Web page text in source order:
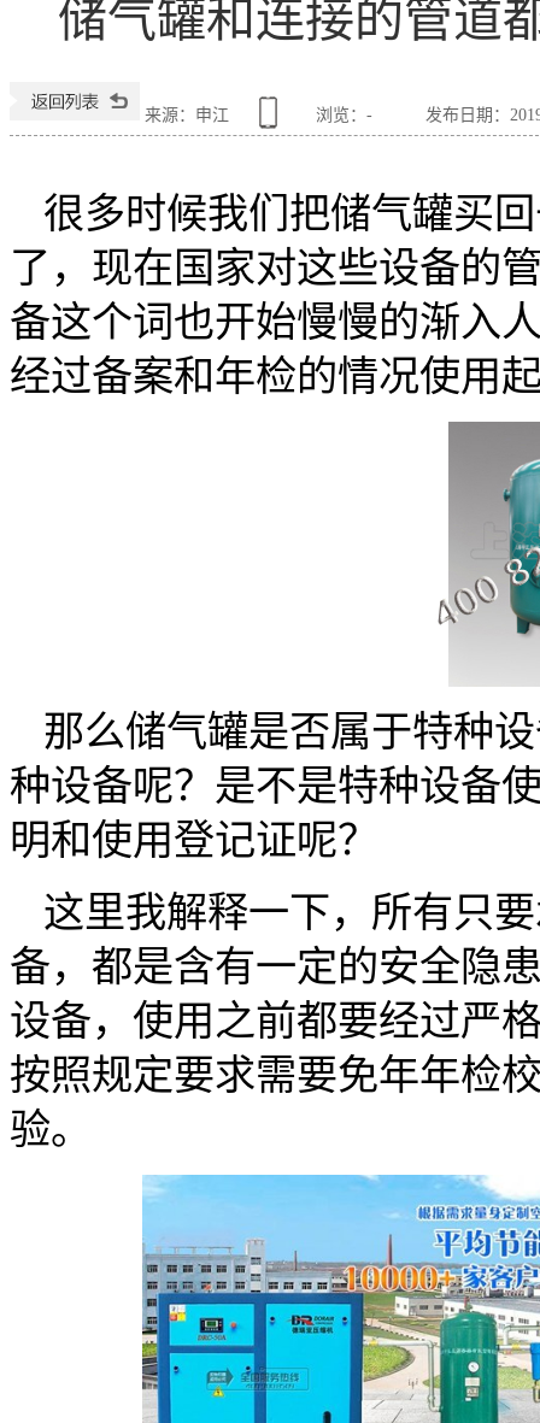
储气罐和连接的管道
来源：申江 浏览： - 发布日期：
很多时候我们把储气罐买
了，现在国家对这些设备的
备这个词也开始慢慢的渐入
经过备案和年检的情况使用
那么储气罐是否属于特种
种设备呢？是不是特种设备
明和使用登记证呢？
这里我解释一下，所有只
备，都是含有一定的安全隐
设备，使用之前都要经过严
按照规定要求需要免年年检
验。